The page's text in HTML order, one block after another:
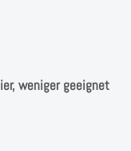
weniger geeignet